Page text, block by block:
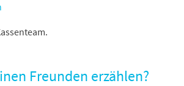
Freunden erzählen?